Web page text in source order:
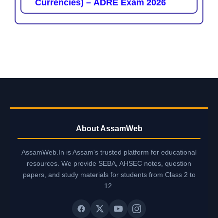
Currencies) – ADRE Exam 2026
About AssamWeb
AssamWeb.In is Assam's trusted platform for educational
resources. We provide SEBA, AHSEC notes, question
papers, and study materials for students from Class 2 to
12.